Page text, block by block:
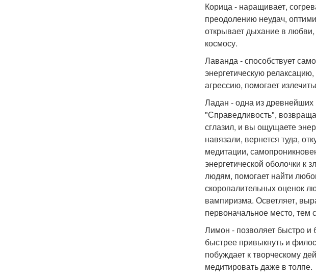
Корица - наращивает,
преодолению неудач,
открывает дыхание в
космосу.
Лаванда - способствует
энергетическую
агрессию, помогает
Ладан - одна из древнейших
"Справедливость",
сглазил, и вы ощущаете
навязали, вернется туда,
медитации,
энергетической оболочки к
людям, помогает найти
скоропалительных оценок
вампиризма. Осветляет,
первоначальное место, тем
Лимон - позволяет быстро
быстрее привыкнуть и
побуждает к творческому
медитировать даже в толпе.